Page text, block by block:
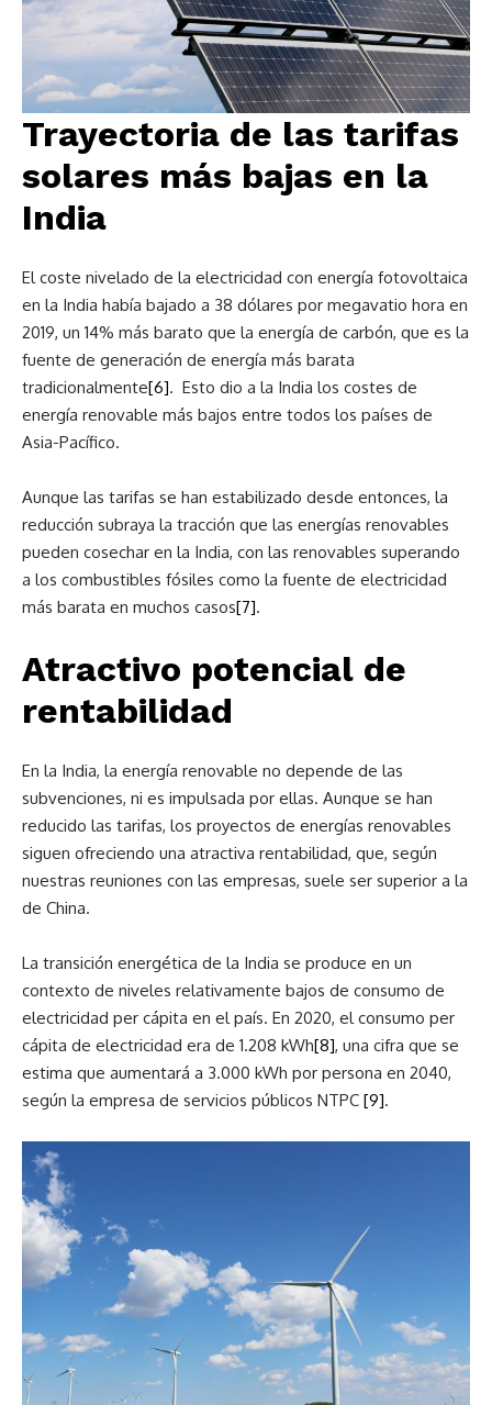
Trayectoria de las tarifas
solares más bajas en la
India
El coste nivelado de la electricidad con energía fotovoltaica
en la India había bajado a 38 dólares por megavatio hora en
2019, un 14% más barato que la energía de carbón, que es la
fuente de generación de energía más barata
tradicionalmente[6]. Esto dio a la India los costes de
energía renovable más bajos entre todos los países de
Asia-Pacífico.
Aunque las tarifas se han estabilizado desde entonces, la
reducción subraya la tracción que las energías renovables
pueden cosechar en la India, con las renovables superando
a los combustibles fósiles como la fuente de electricidad
más barata en muchos casos[7].
Atractivo potencial de
rentabilidad
En la India, la energía renovable no depende de las
subvenciones, ni es impulsada por ellas. Aunque se han
reducido las tarifas, los proyectos de energías renovables
siguen ofreciendo una atractiva rentabilidad, que, según
nuestras reuniones con las empresas, suele ser superior a la
de China.
La transición energética de la India se produce en un
contexto de niveles relativamente bajos de consumo de
electricidad per cápita en el país. En 2020, el consumo per
cápita de electricidad era de 1.208 kWh[8], una cifra que se
estima que aumentará a 3.000 kWh por persona en 2040,
según la empresa de servicios públicos NTPC [9].